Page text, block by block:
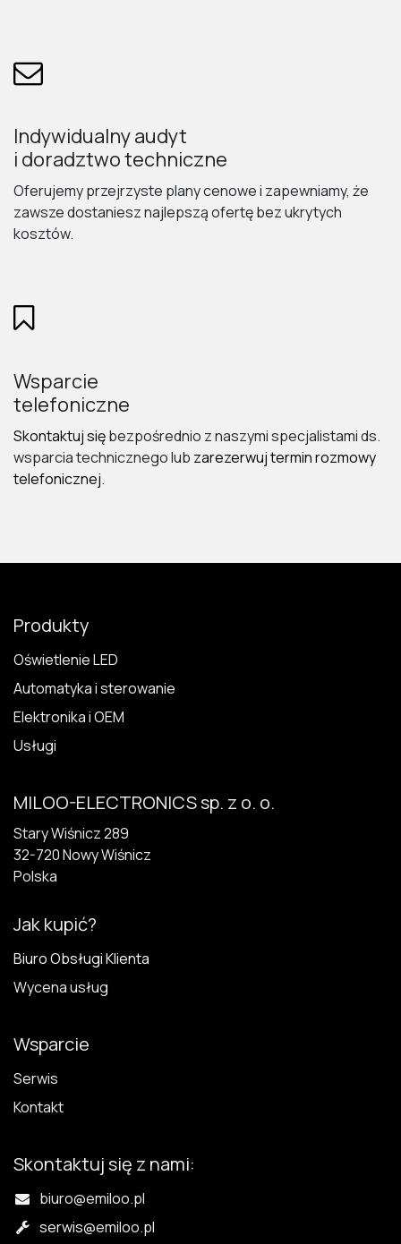
Indywidualny audyt
i doradztwo techniczne
Oferujemy przejrzyste plany cenowe i zapewniamy, że
zawsze dostaniesz najlepszą ofertę bez ukrytych
kosztów.
Wsparcie
telefoniczne
Skontaktuj siębezpośrednio z naszymi specjalistami ds.
wsparcia technicznego lub zarezerwuj termin rozmowy
telefonicznej.
Produkty
Oświetlenie LED
Automatyka i sterowanie
Elektronika i OEM
Usługi
MILOO-ELECTRONICS sp. z o. o.
Stary Wiśnicz 289
32-720 N​owy Wiśnicz
Polska
Jak kupić?
Biuro Obsługi Klienta
Wycena usług
Wsparcie
Serwis
Kontakt
Skontaktuj się z nami:
biuro@emiloo.pl
serwis@emiloo.pl